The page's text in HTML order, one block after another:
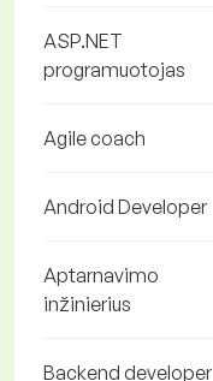
ASP.NET
programuotojas
Agile coach
Android Developer
Aptarnavimo
inžinierius
Backend developer